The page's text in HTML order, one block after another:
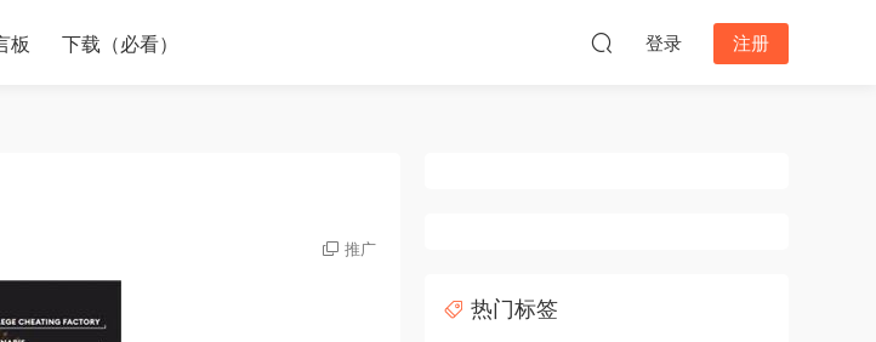
板 下载（必看） 登录 注册
推广
热门标签